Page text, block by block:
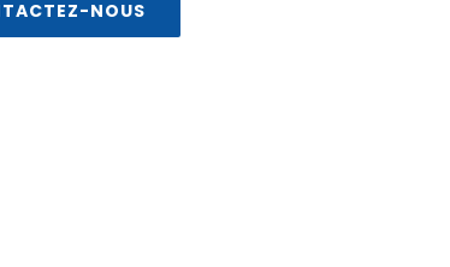
NOUS